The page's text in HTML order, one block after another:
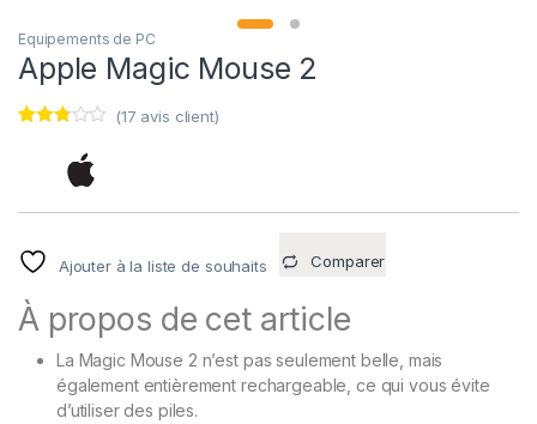
Equipements de PC
Apple Magic Mouse 2
client
(17 avis client)
Ajouter à la liste de souhaits Comparer
À propos de cet article
La Magic Mouse 2 n’est pas seulement belle, mais
également entièrement rechargeable, ce qui vous évite
d’utiliser des piles.